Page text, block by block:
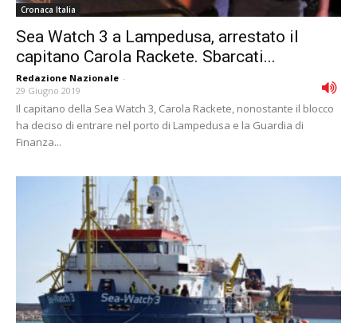
Cronaca Italia
Sea Watch 3 a Lampedusa, arrestato il
capitano Carola Rackete. Sbarcati...
Redazione Nazionale -
29 Giugno 2019
Il capitano della Sea Watch 3, Carola Rackete, nonostante il blocco
ha deciso di entrare nel porto di Lampedusa e la Guardia di
Finanza...